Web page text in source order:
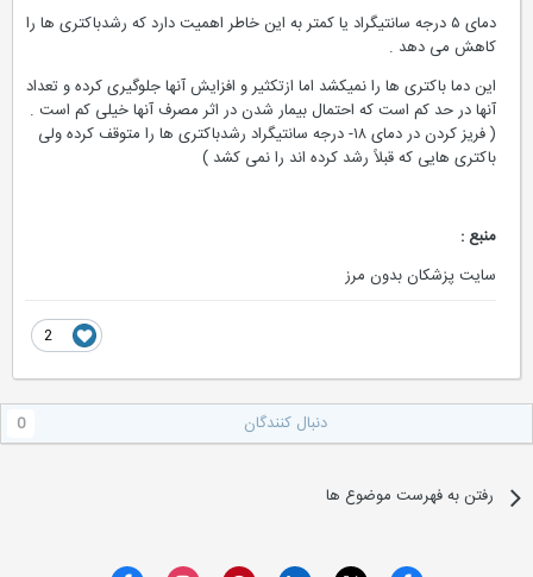
دمای ۵ درجه سانتیگراد یا كمتر به این خاطر اهمیت دارد كه رشدباكتری ها را
كاهش می دهد .
این دما باكتری ها را نمیكشد اما ازتكثیر و افزایش آنها جلوگیری كرده و تعداد
آنها در حد كم است كه احتمال بیمار شدن در اثر مصرف آنها خیلی كم است .
( فریز كردن در دمای ۱۸- درجه سانتیگراد رشدباكتری ها را متوقف كرده ولی
باكتری هایی كه قبلاً رشد كرده اند را نمی كشد )
منبع :
سایت پزشکان بدون مرز
دنبال کنندگان
رفتن به فهرست موضوع ها